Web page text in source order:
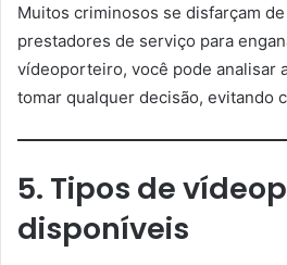
Muitos criminosos se disfarçam
prestadores de serviço para
vídeoporteiro, você pode analisar
tomar qualquer decisão, evitando
5. Tipos de
disponíveis